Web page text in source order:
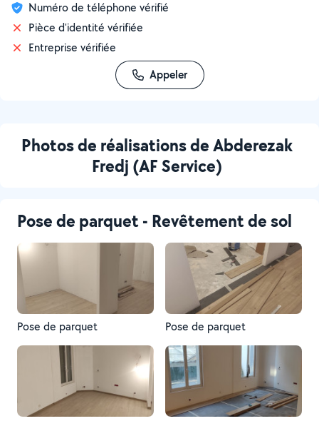
Numéro de téléphone vérifié
Pièce d'identité vérifiée
Entreprise vérifiée
Appeler
Photos de réalisations de Abderezak
Fredj (AF Service)
Pose de parquet - Revêtement de sol
Pose de parquet Pose de parquet